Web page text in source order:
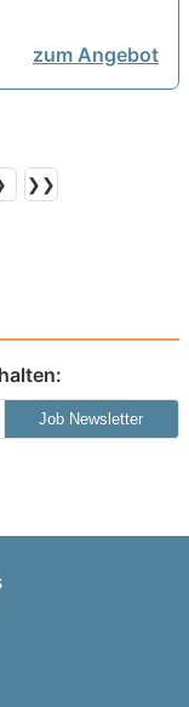
zum Angebot
❯❯
Job Newsletter